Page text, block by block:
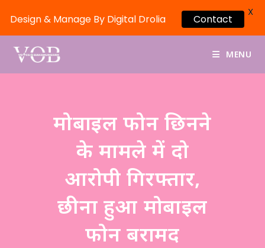
MENU
मोबाइल फोन छिनने
के मामले में दो
आरोपी गिरफ्तार,
छीना हुआ मोबाइल
फोन बरामद
Design & Manage By Digital Drolia Contact
X